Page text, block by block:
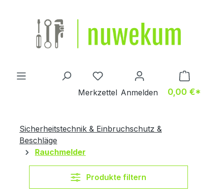
Du hast 0 Produkte auf dem
Merkzettel Anmelden 0,00 €*
Sicherheitstechnik & Einbruchschutz &
Beschläge
Rauchmelder
Produkte filtern